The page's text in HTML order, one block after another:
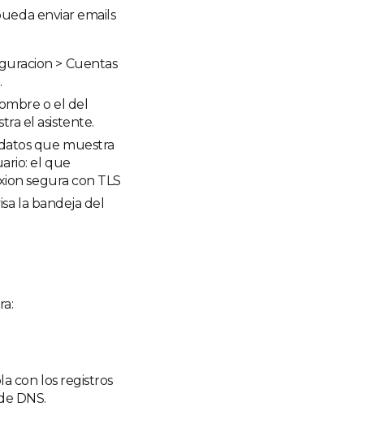
enviar emails
> Cuentas
o el del
el asistente.
que muestra
el que
segura con TLS
la bandeja del
con los registros
DNS.